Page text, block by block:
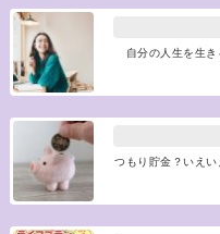
自分の人生を生
つもり貯金？いえ